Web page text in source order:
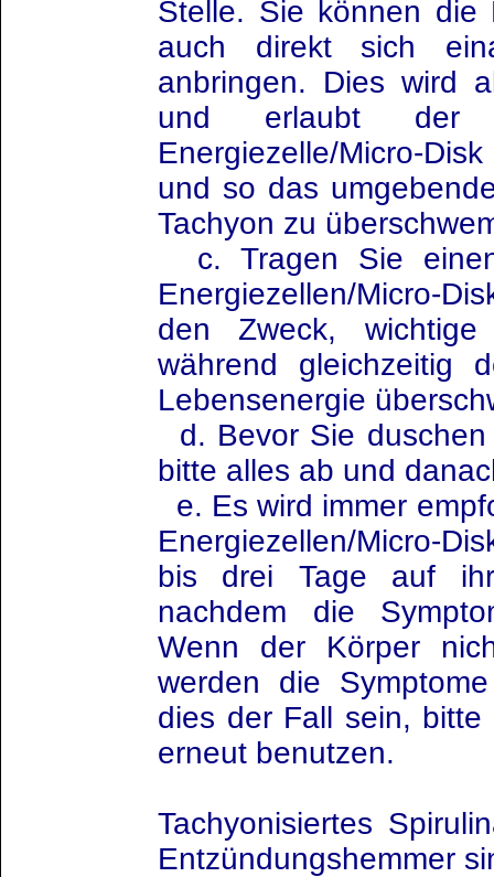
Stelle. Sie können die
auch direkt sich
anbringen. Dies wird
und erlaubt der
Energiezelle/Micro-
und so das
Tachyon zu
c. Tragen Sie
Energiezellen/Micro-
den Zweck,
während gleichzeitig
Lebensenergie
d. Bevor Sie
bitte alles ab und
e. Es wird immer
Energiezellen/Micro-
bis drei Tage auf
nachdem die
Wenn der Körper
werden die
dies der Fall sein, bitte
erneut benutzen.
Tachyonisiertes
Entzündungshemmer